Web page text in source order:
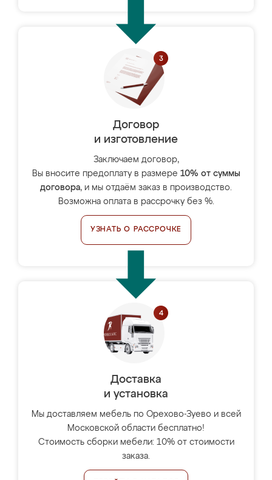
Договор
и изготовление
Заключаем договор,
Вы вносите предоплату в размере 10% от суммы
договора, и мы отдаём заказ в производство.
Возможна оплата в рассрочку без %.
УЗНАТЬ О РАССРОЧКЕ
Доставка
и установка
Мы доставляем мебель по Орехово-Зуево и всей
Московской области бесплатно!
Стоимость сборки мебели: 10% от стоимости
заказа.